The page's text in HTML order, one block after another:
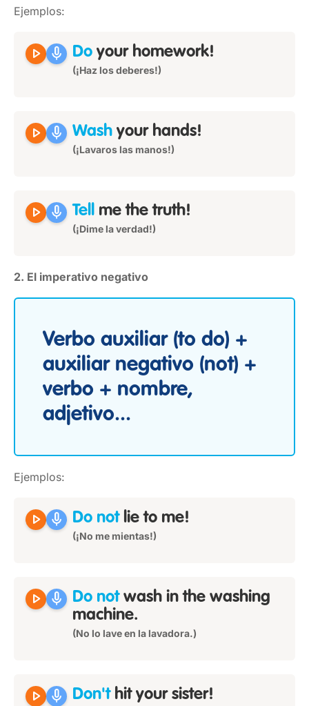
Ejemplos:
play_arrow mic Do your homework!
(¡Haz los deberes!)
play_arrow mic Wash your hands!
(¡Lavaros las manos!)
play_arrow mic Tell me the truth!
(¡Dime la verdad!)
2. El imperativo negativo
Verbo auxiliar (to do) +
auxiliar negativo (not) +
verbo + nombre,
adjetivo...
Ejemplos:
play_arrow mic Do notlie to me!
(¡No me mientas!)
play_arrow mic Do notwash in the washing
machine.
(No lo lave en la lavadora.)
play_arrow mic Don'thit your sister!